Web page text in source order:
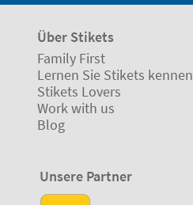
Über Stikets
Family First
Lernen Sie Stikets kennen
Stikets Lovers
Work with us
Blog
Unsere Partner